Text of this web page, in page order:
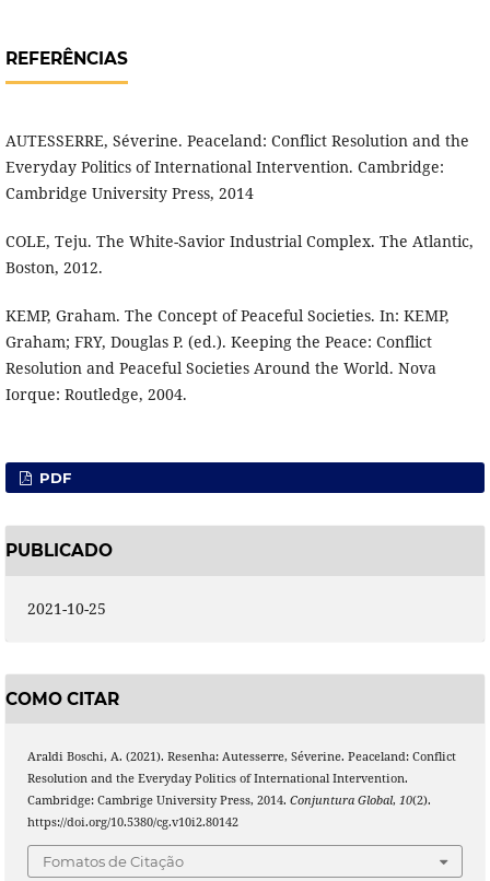
REFERÊNCIAS
AUTESSERRE, Séverine. Peaceland: Conflict Resolution and the
Everyday Politics of International Intervention. Cambridge:
Cambridge University Press, 2014
COLE, Teju. The White-Savior Industrial Complex. The Atlantic,
Boston, 2012.
KEMP, Graham. The Concept of Peaceful Societies. In: KEMP,
Graham; FRY, Douglas P. (ed.). Keeping the Peace: Conflict
Resolution and Peaceful Societies Around the World. Nova
Iorque: Routledge, 2004.
PDF
PUBLICADO
2021-10-25
COMO CITAR
Araldi Boschi, A. (2021). Resenha: Autesserre, Séverine. Peaceland: Conflict
Resolution and the Everyday Politics of International Intervention.
Cambridge: Cambrige University Press, 2014. Conjuntura Global, 10(2).
https://doi.org/10.5380/cg.v10i2.80142
Fomatos de Citação